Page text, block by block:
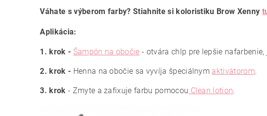
Váhate s výberom farby? Stiahnite si koloristiku Brow Xenny
Aplikácia:
1. krok - Šampón na obočie - otvára chlp pre lepšie
2. krok - Henna na obočie sa vyvíja špeciálnymaktivátorom.
3. krok - Zmyte a zafixuje farbu pomocou Clean lotion.